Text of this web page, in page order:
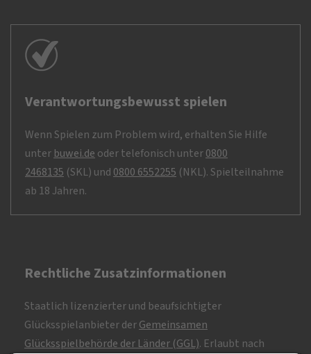
Verantwortungsbewusst spielen
Wenn Spielen zum Problem wird, erhalten Sie Hilfe
unter buwei.de oder telefonisch unter0800
2468135 (SKL) und 0800 6552255 (NKL). Spielteilnahme
ab 18 Jahren.
Rechtliche Zusatzinformationen
Staatlich lizenzierter und beaufsichtigter
Glücksspielanbieter derGemeinsamen
Glücksspielbehörde der Länder (GGL). Erlaubt nach